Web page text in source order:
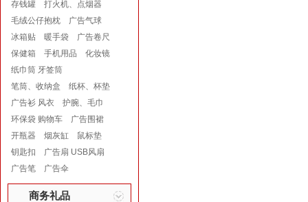
存钱罐
打火机、点烟器
毛绒公仔抱枕
广告气球
冰箱贴
暖手袋
广告卷尺
保健箱
手机用品
化妆镜
纸巾筒 牙签筒
笔筒、收纳盒
纸杯、杯垫
广告衫 风衣
护腕、毛巾
环保袋 购物车
广告围裙
开瓶器
烟灰缸
鼠标垫
钥匙扣
广告扇 USB风扇
广告笔
广告伞
商务礼品